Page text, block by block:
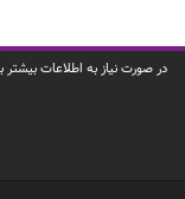
در صورت نیاز به اطلاعات بیشتر